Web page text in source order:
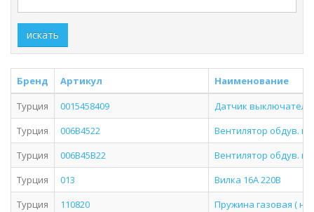
искать
Бренд Артикул
Наименование
Турция
0015458409
Датчик выключатель
Турция
006B4522
Вентилятор обдув.
Турция
006B45B22
Вентилятор обдув.
Турция
013
Вилка 16А 220В
Турция
110820
Пружина газовая ( на